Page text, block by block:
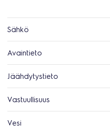
Sähkö
Avaintieto
Jäähdytystieto
Vastuullisuus
Vesi